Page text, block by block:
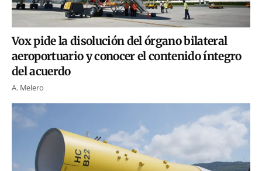
Vox pide la disolución del órgano bilateral
aeroportuario y conocer el contenido íntegro
del acuerdo
A. Melero